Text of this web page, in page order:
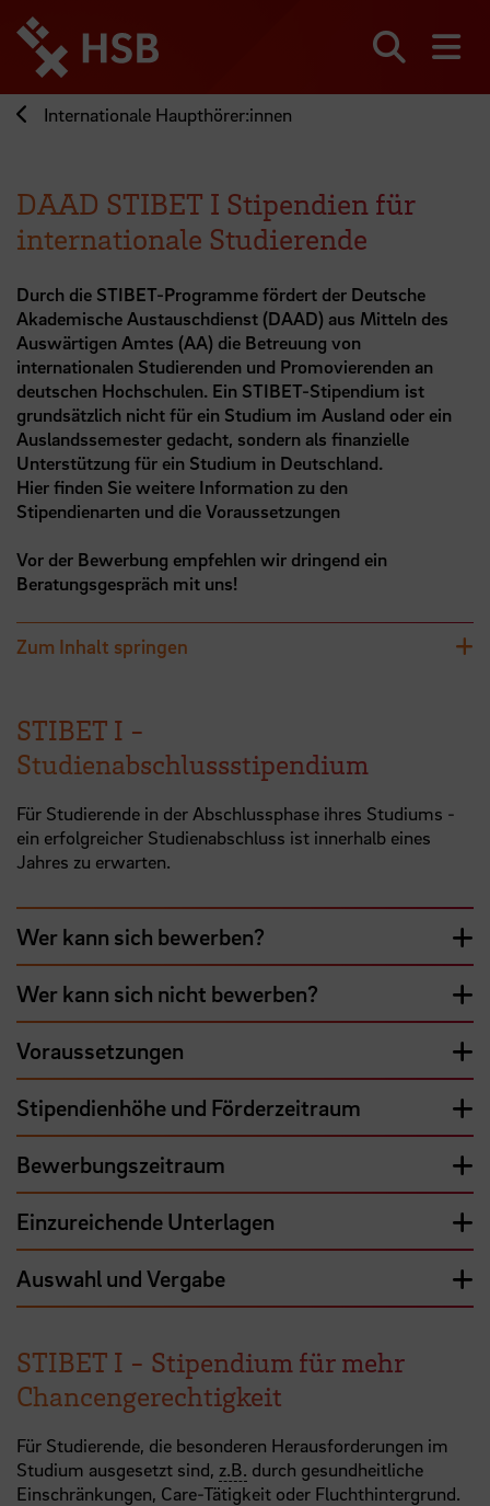
zum
Seiteninhalt
springen
Internationale Haupthörer:innen
DAAD STIBET I Stipendien für
internationale Studierende
Durch die STIBET-Programme fördert der Deutsche
Akademische Austauschdienst (DAAD) aus Mitteln des
Auswärtigen Amtes (AA) die Betreuung von
internationalen Studierenden und Promovierenden an
deutschen Hochschulen. Ein STIBET-Stipendium ist
grundsätzlich nicht für ein Studium im Ausland oder ein
Auslandssemester gedacht, sondern als finanzielle
Unterstützung für ein Studium in Deutschland.
Hier finden Sie weitere Information zu den
Stipendienarten und die Voraussetzungen
Vor der Bewerbung empfehlen wir dringend ein
Beratungsgespräch mit uns!
Zum Inhalt springen
STIBET I -
Studienabschlussstipendium
Für Studierende in der Abschlussphase ihres Studiums -
ein erfolgreicher Studienabschluss ist innerhalb eines
Jahres zu erwarten.
Wer kann sich bewerben?
Wer kann sich nicht bewerben?
Voraussetzungen
Stipendienhöhe und Förderzeitraum
Bewerbungszeitraum
Einzureichende Unterlagen
Auswahl und Vergabe
STIBET I - Stipendium für mehr
Chancengerechtigkeit
Für Studierende, die besonderen Herausforderungen im
Studium ausgesetzt sind, z.B. durch gesundheitliche
Einschränkungen, Care-Tätigkeit oder Fluchthintergrund.